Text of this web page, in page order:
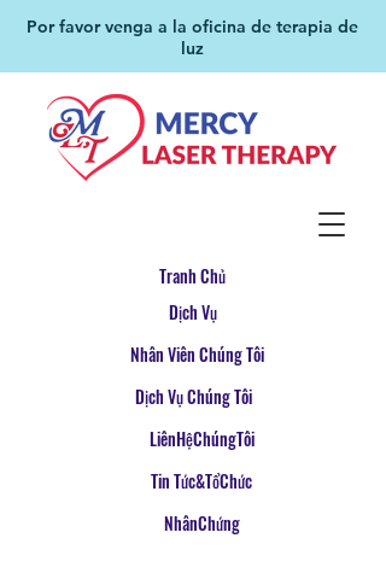
Por favor venga a la oficina de terapia de
luz
Tranh Chủ
Dịch Vụ
Nhân Viên Chúng Tôi
Dịch Vụ Chúng Tôi
LiênHệChúngTôi
Tin Tức&TổChức
NhânChứng